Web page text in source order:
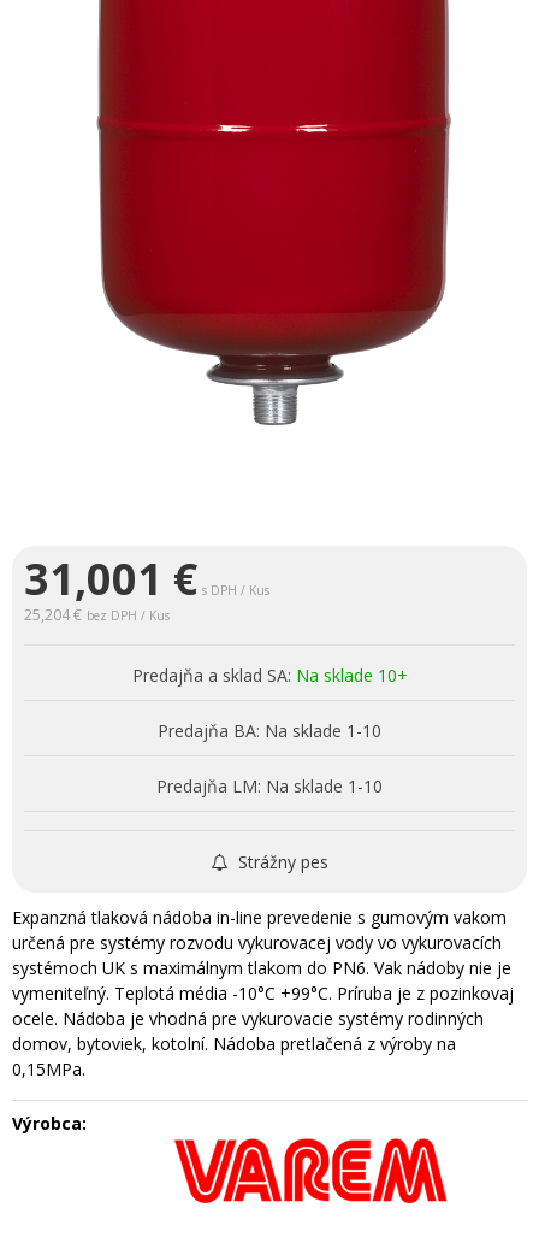
31,001 € s DPH / Kus
25,204 € bez DPH / Kus
Predajňa a sklad SA: Na sklade 10+
Predajňa BA: Na sklade 1-10
Predajňa LM: Na sklade 1-10
Strážny pes
Expanzná tlaková nádoba in-line prevedenie s gumovým vakom
určená pre systémy rozvodu vykurovacej vody vo vykurovacích
systémoch UK s maximálnym tlakom do PN6. Vak nádoby nie je
vymeniteľný. Teplotá média -10°C +99°C. Príruba je z pozinkovaj
ocele. Nádoba je vhodná pre vykurovacie systémy rodinných
domov, bytoviek, kotolní. Nádoba pretlačená z výroby na
0,15MPa.
Výrobca: